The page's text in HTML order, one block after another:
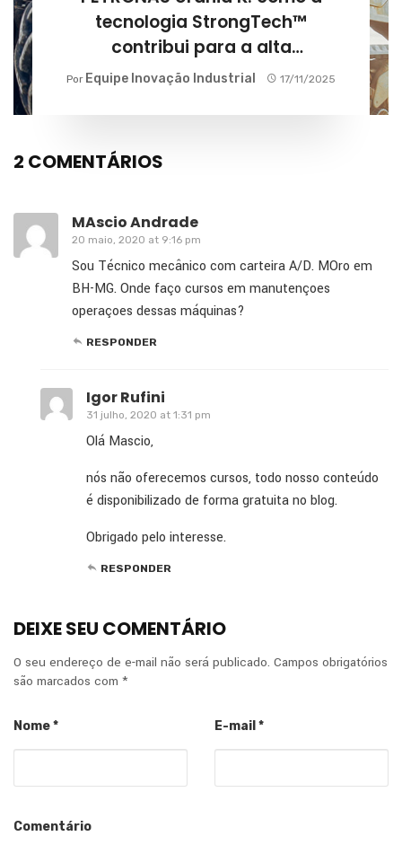
tecnologia StrongTech™
contribui para a alta
performance na agricultura?
Por Equipe Inovação Industrial 17/11/2025
2 COMENTÁRIOS
MAscio Andrade
20 maio, 2020 at 9:16 pm
Sou Técnico mecânico com carteira A/D. MOro em
BH-MG. Onde faço cursos em manutençoes
operaçoes dessas máquinas?
RESPONDER
Igor Rufini
31 julho, 2020 at 1:31 pm
Olá Mascio,
nós não oferecemos cursos, todo nosso conteúdo
é disponibilizado de forma gratuita no blog.
Obrigado pelo interesse.
RESPONDER
DEIXE SEU COMENTÁRIO
O seu endereço de e-mail não será publicado. Campos obrigatórios
são marcados com *
Nome* E-mail *
Comentário